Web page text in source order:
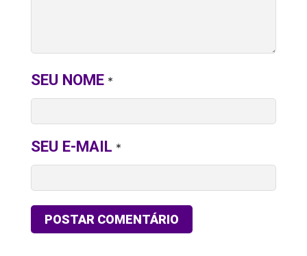
SEU NOME *
SEU E-MAIL *